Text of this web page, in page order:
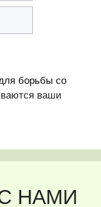
борьбы со
ваши
НАМИ